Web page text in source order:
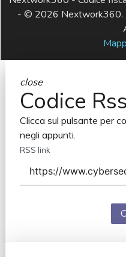
- © 2026 Nextwork360.
close
Codice Rss
Clicca sul pulsante per
negli appunti.
RSS link